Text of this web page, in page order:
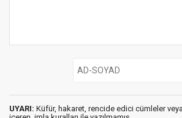
UYARI: Küfür, hakaret, rencide edici cümleler